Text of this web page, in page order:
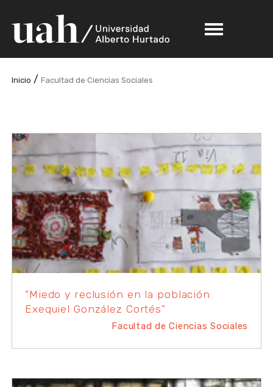
Inicio /Facultad de Ciencias Sociales
"Miedo y reclusión en la población
Exequiel González Cortés"
Facultad de Ciencias Sociales